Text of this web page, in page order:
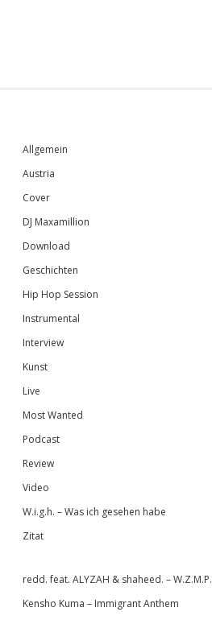
Sidebar
Allgemein
Austria
Cover
DJ Maxamillion
Download
Geschichten
Hip Hop Session
Instrumental
Interview
Kunst
Live
Most Wanted
Podcast
Review
Video
W.i.g.h. – Was ich gesehen habe
Zitat
redd. feat. ALYZAH & shaheed. – W.Z.M.P.
Kensho Kuma – Immigrant Anthem